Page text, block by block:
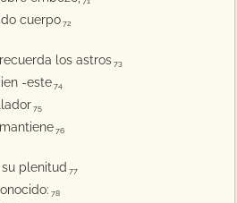
cuerpo 72
los astros 73
-este 74
75
76
plenitud 77
78